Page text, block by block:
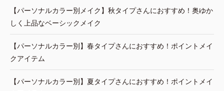
【パーソナルカラー別メイク】秋タイプさんにおすすめ！奥ゆか
しく上品なベーシックメイク
【パーソナルカラー別】春タイプさんにおすすめ！ポイントメイ
クアイテム
【パーソナルカラー別】夏タイプさんにおすすめ！ポイントメイ